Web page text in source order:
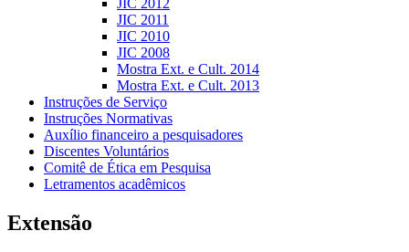
JIC 2012
JIC 2011
JIC 2010
JIC 2008
Mostra Ext. e Cult. 2014
Mostra Ext. e Cult. 2013
Instruções de Serviço
Instruções Normativas
Auxílio financeiro a pesquisadores
Discentes Voluntários
Comitê de Ética em Pesquisa
Letramentos acadêmicos
Extensão